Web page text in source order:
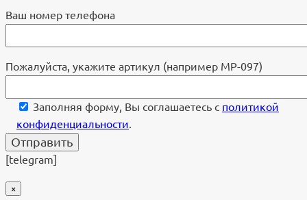
Ваш номер телефона
Пожалуйста, укажите артикул (например МР-097)
Заполняя форму, Вы соглашаетесь с политикой
конфиденциальности.
[telegram]
×